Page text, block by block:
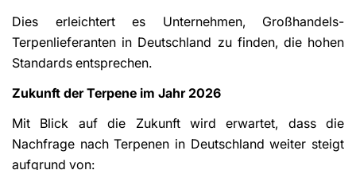
Dies erleichtert es Unternehmen, Großhandels-
Terpenlieferanten in Deutschland zu finden, die hohen
Standards entsprechen.
Zukunft der Terpene im Jahr 2026
Mit Blick auf die Zukunft wird erwartet, dass die
Nachfrage nach Terpenen in Deutschland weiter steigt
aufgrund von: